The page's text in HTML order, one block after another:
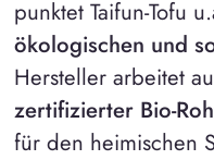
punktet Taifun-Tofu
ökologischen und
Hersteller arbeitet
zertifizierter Bio-
für den heimischen